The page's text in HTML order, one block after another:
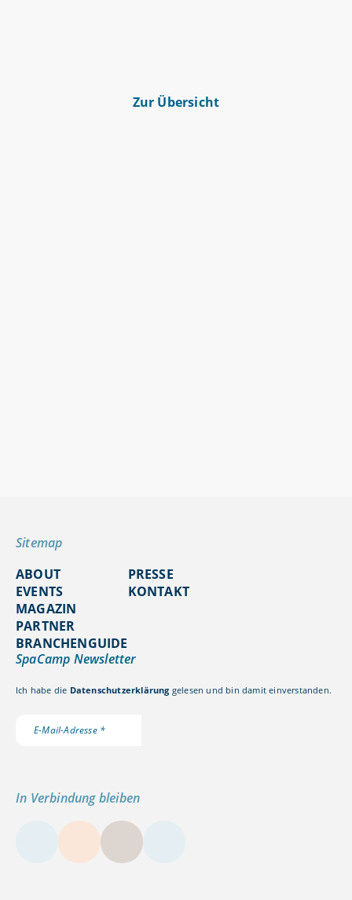
Zur Übersicht
Sitemap
ABOUT
EVENTS
MAGAZIN
PARTNER
BRANCHENGUIDE
PRESSE
KONTAKT
SpaCamp Newsletter
Ich habe die Datenschutzerklärung gelesen und bin damit einverstanden.
In Verbindung bleiben
LinkedIn
Instagram
YouTubeKontakt